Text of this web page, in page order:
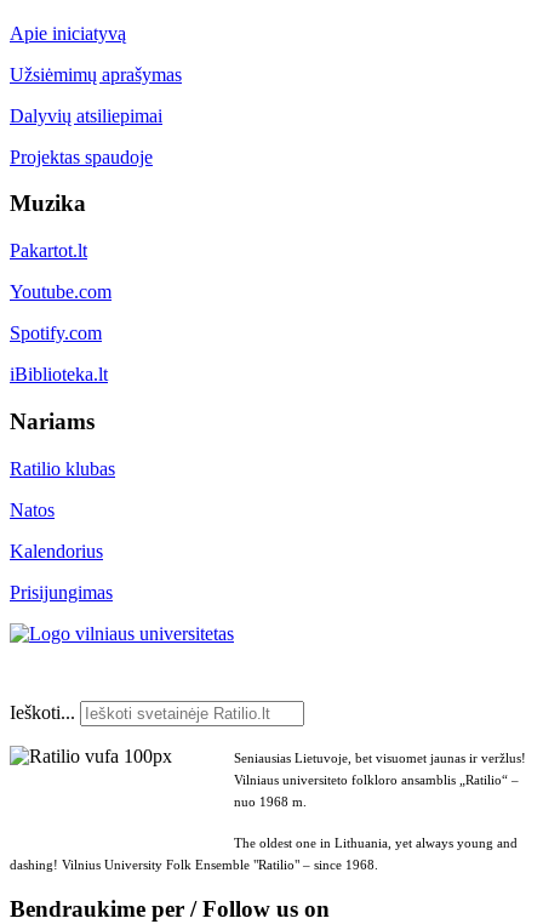
Apie iniciatyvą
Užsiėmimų aprašymas
Dalyvių atsiliepimai
Projektas spaudoje
Muzika
Pakartot.lt
Youtube.com
Spotify.com
iBiblioteka.lt
Nariams
Ratilio klubas
Natos
Kalendorius
Prisijungimas
Ieškoti...
Seniausias Lietuvoje, bet visuomet jaunas ir veržlus!
Vilniaus universiteto folkloro ansamblis „Ratilio“ –
nuo 1968 m.
The oldest one in Lithuania, yet always young and
dashing! Vilnius University Folk Ensemble "Ratilio" – since 1968.
Bendraukime per / Follow us on